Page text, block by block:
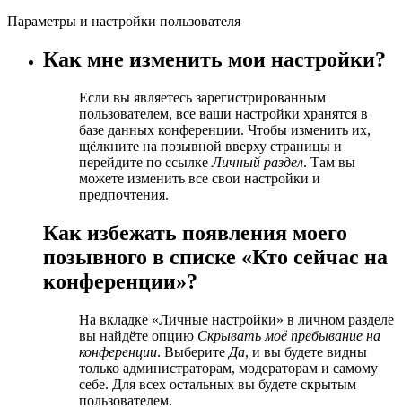
Параметры и настройки пользователя
Как мне изменить мои настройки?
Если вы являетесь зарегистрированным
пользователем, все ваши настройки хранятся в
базе данных конференции. Чтобы изменить их,
щёлкните на позывной вверху страницы и
перейдите по ссылкеЛичный раздел. Там вы
можете изменить все свои настройки и
предпочтения.
Как избежать появления моего
позывного в списке «Кто сейчас на
конференции»?
На вкладке «Личные настройки» в личном разделе
вы найдёте опцию Скрывать моё пребывание на
конференции. Выберите Да, и вы будете видны
только администраторам, модераторам и самому
себе. Для всех остальных вы будете скрытым
пользователем.